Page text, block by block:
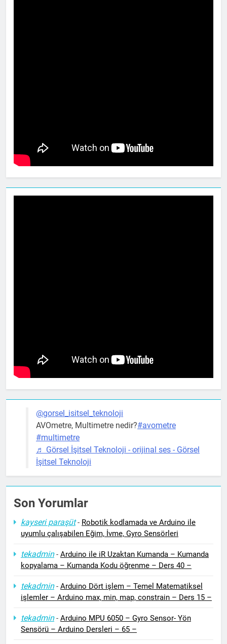
@gorsel_isitsel_teknoloji
AVOmetre, Multimetre nedir?#avometre
#multimetre
♬ Görsel İşitsel Teknoloji - orijinal ses - Görsel
İşitsel Teknoloji
Son Yorumlar
kayseri paraşüt- Robotik kodlamada ve Arduino ile
uyumlu çalışabilen Eğim, İvme, Gyro Sensörleri
tekadmin- Arduino ile iR Uzaktan Kumanda – Kumanda
kopyalama – Kumanda Kodu öğrenme – Ders 40 –
tekadmin- Arduino Dört işlem – Temel Matematiksel
işlemler – Arduino max, min, map, constrain – Ders 15 –
tekadmin- Arduino MPU 6050 – Gyro Sensor- Yön
Sensörü – Arduino Dersleri – 65 –